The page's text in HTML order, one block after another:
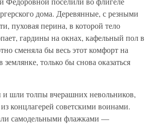
дома. Деревянные, с резными
пуховая перина, в которой тело
гардины на окнах, кафельный пол в
сменяла бы весь этот комфорт на
только бы снова оказаться
и шли толпы вчерашних невольников,
концлагерей советскими воинами.
самодельными флажками —